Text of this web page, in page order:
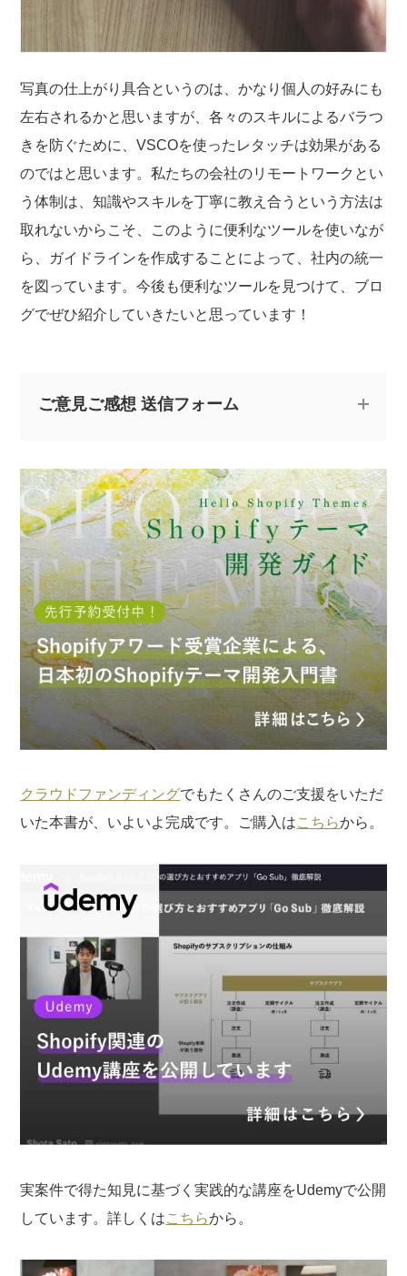
写真の仕上がり具合というのは、かなり個人の好みにも
左右されるかと思いますが、各々のスキルによるバラつ
きを防ぐために、VSCOを使ったレタッチは効果がある
のではと思います。私たちの会社のリモートワークとい
う体制は、知識やスキルを丁寧に教え合うという方法は
取れないからこそ、このように便利なツールを使いなが
ら、ガイドラインを作成することによって、社内の統一
を図っています。今後も便利なツールを見つけて、ブロ
グでぜひ紹介していきたいと思っています！
ご意見ご感想 送信フォーム
にお寄せください。
※なお、ご質問については回答できない場合と、当ブログ
の記事にて個人情報を伏せたうえで回答させていただく
場合がございます。あらかじめご了承ください。
クラウドファンディングでもたくさんのご支援をいただ
いた本書が、いよいよ完成です。ご購入はこちらから。
実案件で得た知見に基づく実践的な講座をUdemyで公開
しています。詳しくはこちらから。